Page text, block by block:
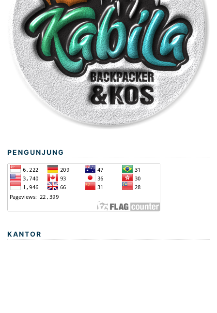
PENGUNJUNG
KANTOR